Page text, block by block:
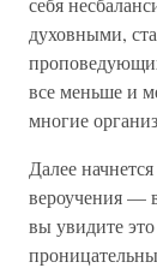
духовными,
все меньше и
многие
Далее
вероучения —
вы увидите